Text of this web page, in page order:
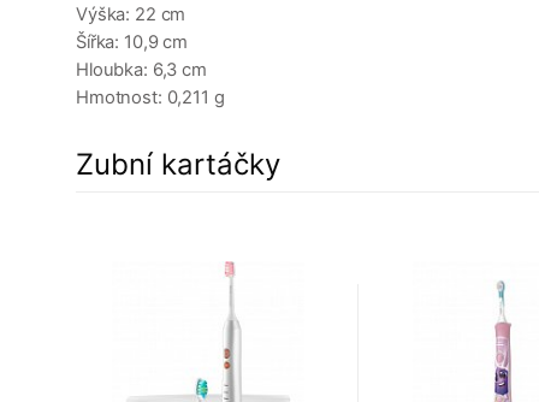
Výška: 22 cm
Šířka: 10,9 cm
Hloubka: 6,3 cm
Hmotnost: 0,211 g
Zubní kartáčky